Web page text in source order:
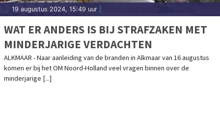
19 augustus 2024, 15:49 uur
WAT ER ANDERS IS BIJ STRAFZAKEN MET
MINDERJARIGE VERDACHTEN
ALKMAAR - Naar aanleiding van de branden in Alkmaar van 16 augustus
komen er bij het OM Noord-Holland veel vragen binnen over de
minderjarige [...]